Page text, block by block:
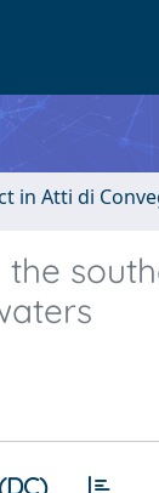
in Atti di